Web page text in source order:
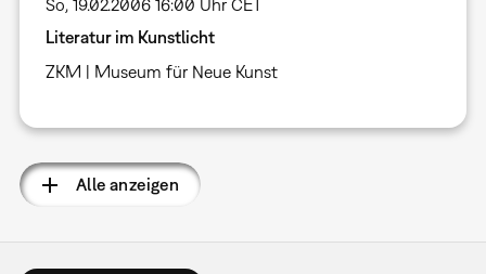
So, 19.02.2006 16:00 Uhr CET
Literatur im Kunstlicht
ZKM | Museum für Neue Kunst
Alle anzeigen